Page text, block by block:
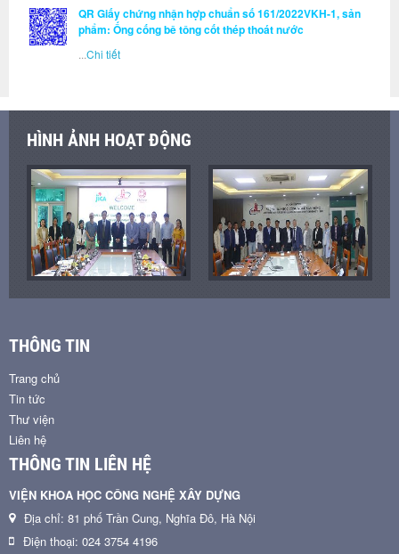
QR Giấy chứng nhận hợp chuẩn số 161/2022VKH-1, sản
phẩm: Ống cống bê tông cốt thép thoát nước
Chi tiết
HÌNH ẢNH HOẠT ĐỘNG
THÔNG TIN
Trang chủ
Tin tức
Thư viện
Liên hệ
THÔNG TIN LIÊN HỆ
VIỆN KHOA HỌC CÔNG NGHỆ XÂY DỰNG
Địa chỉ: 81 phố Trần Cung, Nghĩa Đô, Hà Nội
Điện thoại: 024 3754 4196